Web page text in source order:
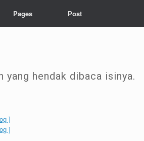
Pages Post
yang hendak dibaca isinya.
]
]